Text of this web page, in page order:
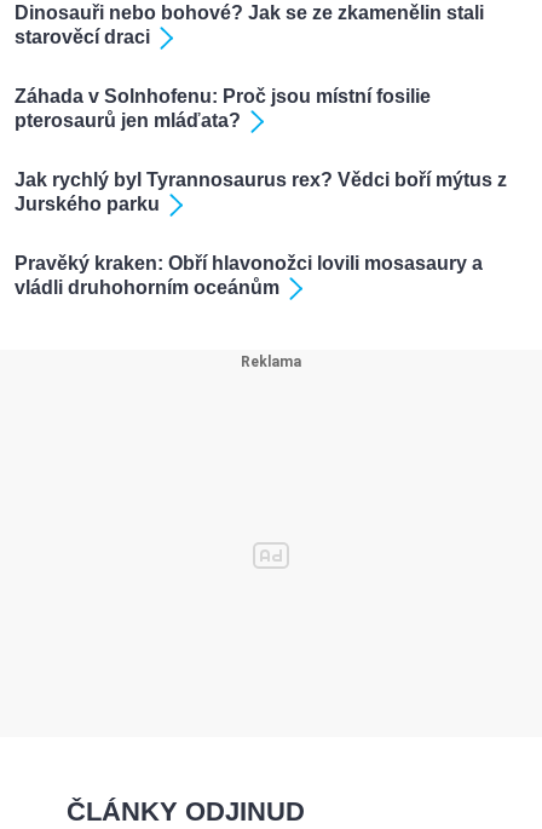
Dinosauři nebo bohové? Jak se ze zkamenělin stali
starověcí draci
Záhada v Solnhofenu: Proč jsou místní fosilie
pterosaurů jen mláďata?
Jak rychlý byl Tyrannosaurus rex? Vědci boří mýtus z
Jurského parku
Pravěký kraken: Obří hlavonožci lovili mosasaury a
vládli druhohorním oceánům
ČLÁNKY ODJINUD